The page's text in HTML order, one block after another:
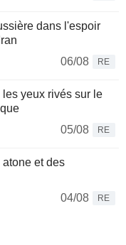
dans l'espoir
06/08
RE
yeux rivés sur le
05/08
RE
et des
04/08
RE